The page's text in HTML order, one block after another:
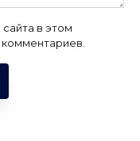
в этом